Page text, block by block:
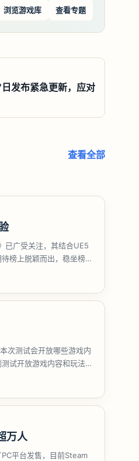
浏览游戏库 查看专题
发布紧急更新，应对
查看全部
已广受关注，其结合UE5
榜上脱颖而出，稳坐榜
次测试会开放哪些游戏内
试开放游戏内容和玩法，
万人
平台发售，目前Steam